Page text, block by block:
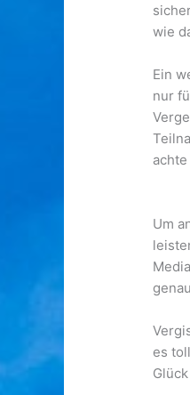
wie
Ein
nur
Um
es